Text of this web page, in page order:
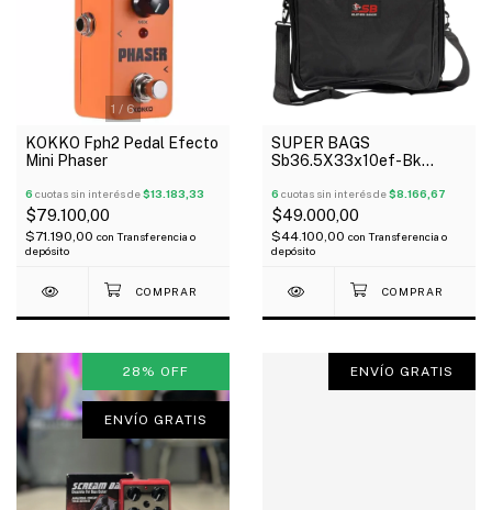
1 / 6
KOKKO Fph2 Pedal Efecto
Mini Phaser
6 cuotas sin interés de$13.183,33
$79.100,00
$71.190,00 con Transferencia o
depósito
SUPER BAGS
Sb36.5X33x10ef-Bk
Multiefectos Acolchada
10Mm
6 cuotas sin interés de$8.166,67
$49.000,00
$44.100,00 con Transferencia o
depósito
28 % OFF
ENVÍO GRATIS
ENVÍO GRATIS